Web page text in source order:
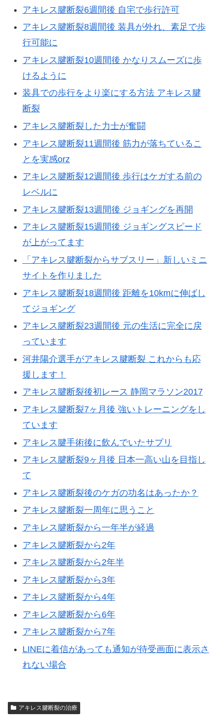
アキレス腱断裂6週間後 自宅で歩行許可
アキレス腱断裂8週間後 装具が外れ、素足で歩
行可能に
アキレス腱断裂10週間後 かなりスムーズに歩
けるように
装具での歩行をより楽にする方法 アキレス腱
断裂
アキレス腱断裂した力士が奮闘
アキレス腱断裂11週間後 筋力が落ちているこ
とを実感orz
アキレス腱断裂12週間後 歩行はケガする前の
レベルに
アキレス腱断裂13週間後 ジョギングを再開
アキレス腱断裂15週間後 ジョギングスピード
が上がってます
「アキレス腱断裂からサブスリー」新しいミニ
サイトを作りました
アキレス腱断裂18週間後 距離を10kmに伸ばし
てジョギング
アキレス腱断裂23週間後 元の生活に完全に戻
っています
河井陽介選手がアキレス腱断裂 これからも応
援します！
アキレス腱断裂後初レース 静岡マラソン2017
アキレス腱断裂7ヶ月後 強いトレーニングをし
ています
アキレス腱手術後に飲んでいたサプリ
アキレス腱断裂9ヶ月後 日本一高い山を目指し
て
アキレス腱断裂後のケガの功名はあったか？
アキレス腱断裂一周年に思うこと
アキレス腱断裂から一年半が経過
アキレス腱断裂から2年
アキレス腱断裂から2年半
アキレス腱断裂から3年
アキレス腱断裂から4年
アキレス腱断裂から6年
アキレス腱断裂から7年
LINEに着信があっても通知が待受画面に表示さ
れない場合
アキレス腱断裂の治療